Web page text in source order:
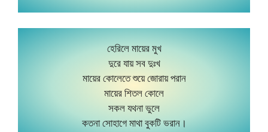
হেরিলে মায়ের মুখ
দুরে যায় সব দুঃখ
মায়ের কোলেতে শুয়ে জোরায় পরান
মায়ের শিতল কোলে
সকল যথনা ভুলে
কতনা সোহাগে মাথা বুকটি ভরান।